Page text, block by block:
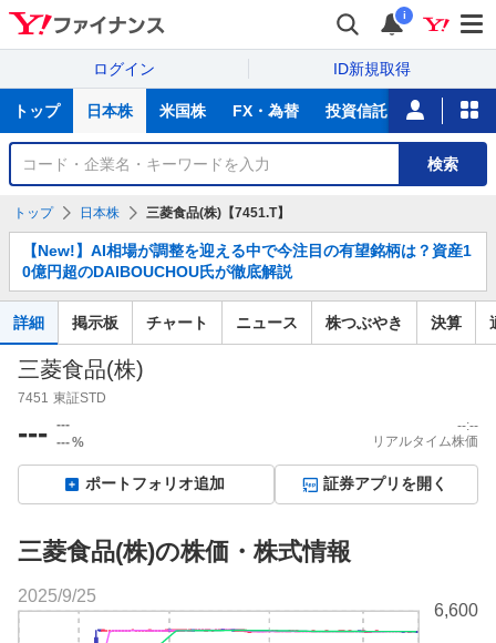
i
ログイン ID新規取得
サ
トップ 日本株 米国株 FX・為替 投資信託 ニュース
銘
検
検索
トップ 日本株 三菱食品(株)【7451.T】
知
ら
せ
【New!】AI相場が調整を迎える中で今注目の有望銘柄は？資産1
0億円超のDAIBOUCHOU氏が徹底解説
詳細 掲示板 チャート ニュース 株つぶやき 決算
三菱食品(株)
7451 東証STD
--- ---
---%
--:--
リアルタイム株価
ポートフォリオ追加 証券アプリを開く
三菱食品(株)の株価・株式情報
6,600
2025/9/25